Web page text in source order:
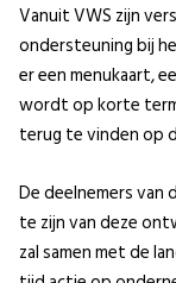
Vanuit VWS zijn
ondersteuning bij
er een menukaart,
wordt op korte
terug te vinden op
De deelnemers
te zijn van deze
zal samen met de